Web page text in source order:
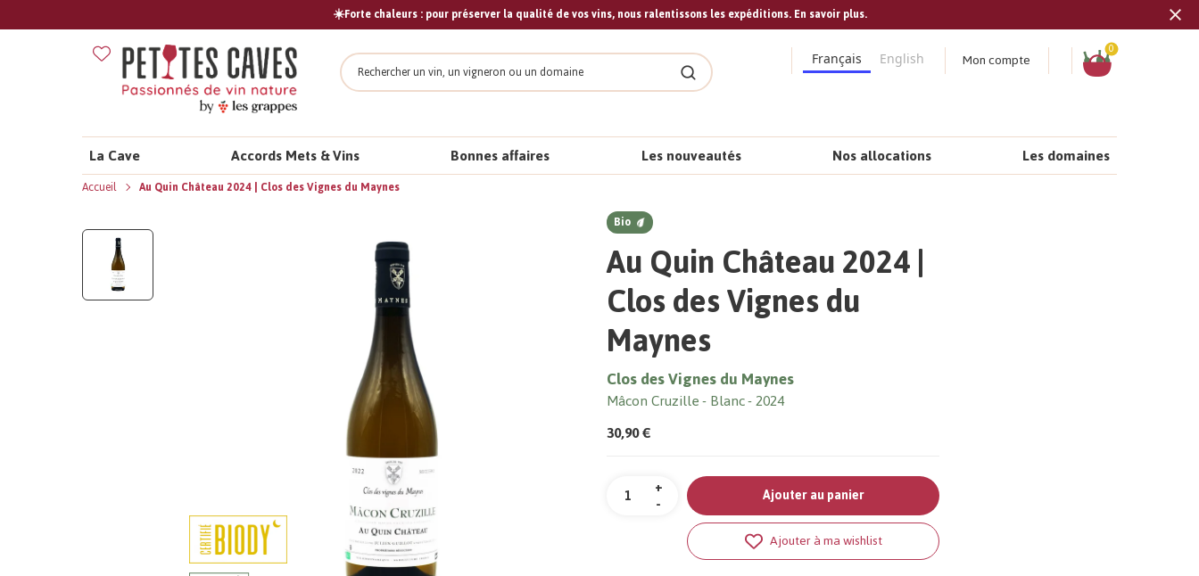
☀️Forte chaleurs : pour préserver la qualité de vos vins, nous ralentissons les expéditions. En savoir plus.
Rechercher
Rechercher
Français English Mon compte
Panier
0
La Cave Accords Mets & Vins Bonnes affaires Les nouveautés Nos allocations Les domaines
Accueil
Au Quin Château 2024 | Clos des Vignes du Maynes
Bio
Au Quin Château 2024 |
Clos des Vignes du
Maynes
Clos des Vignes du Maynes
Mâcon Cruzille Blanc 2024
30,90 €
Quantité +
-
Ajouter au panier
Ajouter à ma wishlist